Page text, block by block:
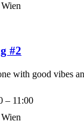
Wien
#2
with good vibes
– 11:00
Wien